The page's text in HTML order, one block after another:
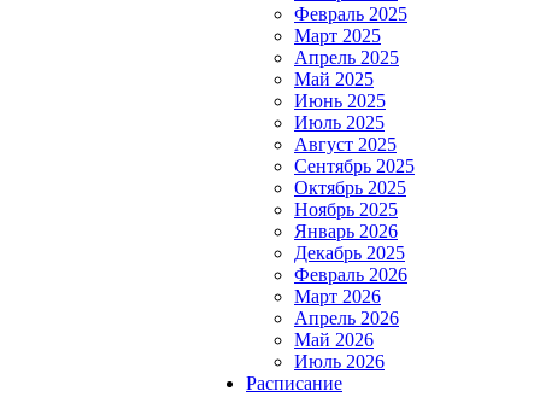
Февраль 2025
Март 2025
Апрель 2025
Май 2025
Июнь 2025
Июль 2025
Август 2025
Сентябрь 2025
Октябрь 2025
Ноябрь 2025
Январь 2026
Декабрь 2025
Февраль 2026
Март 2026
Апрель 2026
Май 2026
Июль 2026
Расписание